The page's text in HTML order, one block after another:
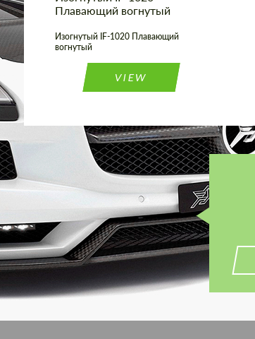
Плавающий вогнутый
Изогнутый IF-1020 Плавающий
вогнутый
VIEW